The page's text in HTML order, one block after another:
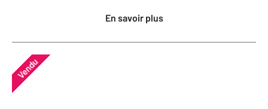
En savoir plus
Vendu